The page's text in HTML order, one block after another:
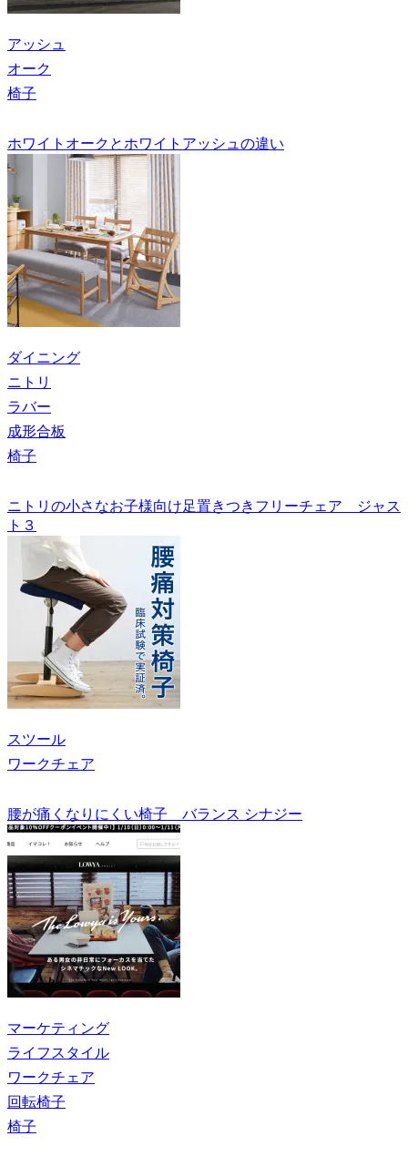
アッシュ
オーク
椅子
ホワイトオークとホワイトアッシュの違い
ダイニング
ニトリ
ラバー
成形合板
椅子
ニトリの小さなお子様向け足置きつきフリーチェア ジャス
ト３
スツール
ワークチェア
腰が痛くなりにくい椅子 バランス シナジー
マーケティング
ライフスタイル
ワークチェア
回転椅子
椅子